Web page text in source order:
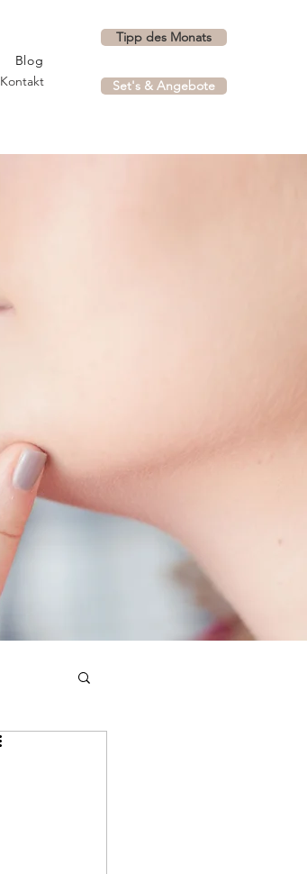
Blog
Kontakt
Tipp des Monats
Set's & Angebote